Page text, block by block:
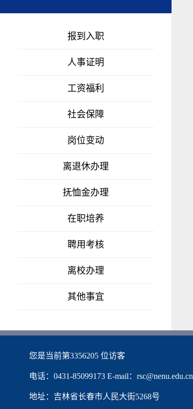
报到入职
人事证明
工资福利
社会保障
岗位变动
离退休办理
抚恤金办理
在职培养
聘用考核
离校办理
其他事宜
您是当前第3356205 位访客
电话：0431-85099173 E-mail：rsc@nenu.edu.cn
地址：吉林省长春市人民大街5268号